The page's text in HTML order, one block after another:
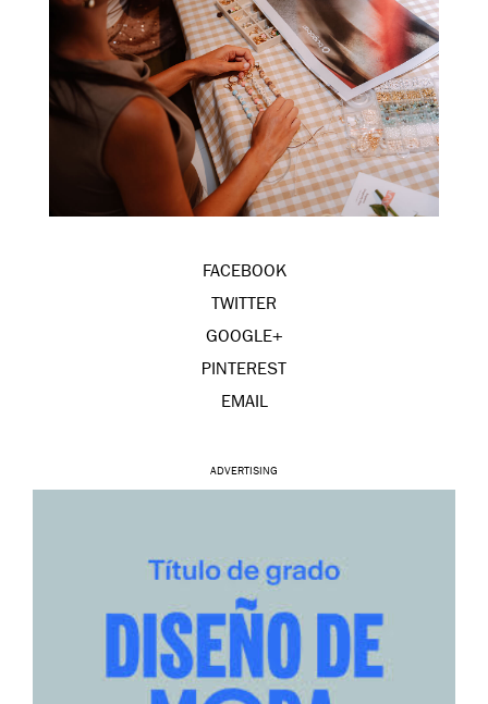
FACEBOOK
TWITTER
GOOGLE+
PINTEREST
EMAIL
ADVERTISING